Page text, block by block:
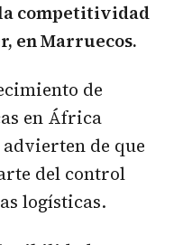
competitividad
en Marruecos.
de
en África
de que
del control
logísticas.